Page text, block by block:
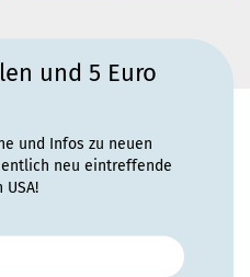
und 5 Euro
und Infos zu neuen
neu eintreffende